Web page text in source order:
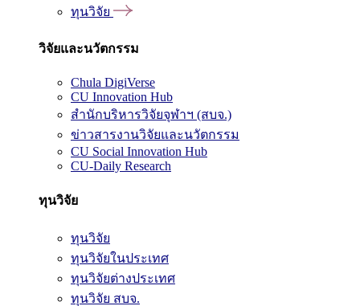
ทุนวิจัย
วิจัยและนวัตกรรม
Chula DigiVerse
CU Innovation Hub
สำนักบริหารวิจัยจุฬาฯ (สบจ.)
ข่าวสารงานวิจัยและนวัตกรรม
CU Social Innovation Hub
CU-Daily Research
ทุนวิจัย
ทุนวิจัย
ทุนวิจัยในประเทศ
ทุนวิจัยต่างประเทศ
ทุนวิจัย สบจ.